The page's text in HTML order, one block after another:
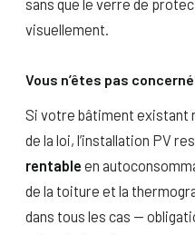
sans que le verre de
visuellement.
Vous n’êtes pas
Si votre bâtiment existant
de la loi, l’installation PV
rentable en
de la toiture et la
dans tous les cas —